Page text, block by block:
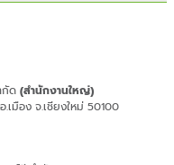
กัด (สำนักงานใหญ่)
.เมือง จ.เชียงใหม่ 50100